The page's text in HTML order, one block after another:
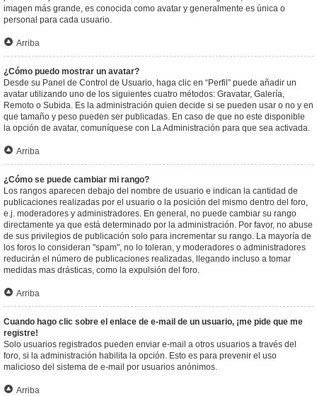
imagen más grande, es conocida como avatar y generalmente es única o
personal para cada usuario.
Arriba
¿Cómo puedo mostrar un avatar?
Desde su Panel de Control de Usuario, haga clic en “Perfil” puede añadir un
avatar utilizando uno de los siguientes cuatro métodos: Gravatar, Galería,
Remoto o Subida. Es la administración quien decide si se pueden usar o no y en
que tamaño y peso pueden ser publicadas. En caso de que no este disponible
la opción de avatar, comuníquese con La Administración para que sea activada.
Arriba
¿Cómo se puede cambiar mi rango?
Los rangos aparecen debajo del nombre de usuario e indican la cantidad de
publicaciones realizadas por el usuario o la posición del mismo dentro del foro,
e.j. moderadores y administradores. En general, no puede cambiar su rango
directamente ya que está determinado por la administración. Por favor, no abuse
de sus privilegios de publicación solo para incrementar su rango. La mayoría de
los foros lo consideran "spam", no lo toleran, y moderadores o administradores
reducirán el número de publicaciones realizadas, llegando incluso a tomar
medidas mas drásticas, como la expulsión del foro.
Arriba
Cuando hago clic sobre el enlace de e-mail de un usuario, ¡me pide que me
registre!
Solo usuarios registrados pueden enviar e-mail a otros usuarios a través del
foro, si la administración habilita la opción. Esto es para prevenir el uso
malicioso del sistema de e-mail por usuarios anónimos.
Arriba